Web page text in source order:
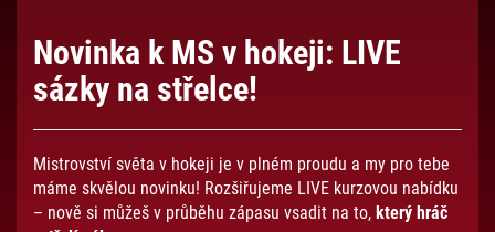
Novinka k MS v hokeji: LIVE
sázky na střelce!
Mistrovství světa v hokeji je v plném proudu a my pro tebe
máme skvělou novinku! Rozšiřujeme LIVE kurzovou nabídku
– nově si můžeš v průběhu zápasu vsadit na to, který hráč